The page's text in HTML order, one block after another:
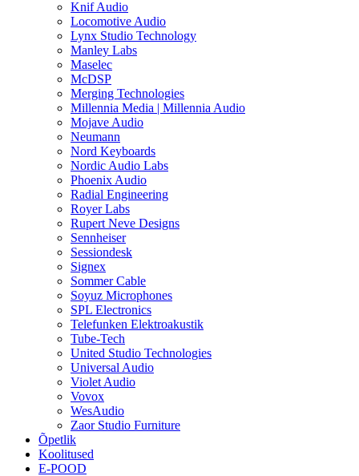
Knif Audio
Locomotive Audio
Lynx Studio Technology
Manley Labs
Maselec
McDSP
Merging Technologies
Millennia Media | Millennia Audio
Mojave Audio
Neumann
Nord Keyboards
Nordic Audio Labs
Phoenix Audio
Radial Engineering
Royer Labs
Rupert Neve Designs
Sennheiser
Sessiondesk
Signex
Sommer Cable
Soyuz Microphones
SPL Electronics
Telefunken Elektroakustik
Tube-Tech
United Studio Technologies
Universal Audio
Violet Audio
Vovox
WesAudio
Zaor Studio Furniture
Õpetlik
Koolitused
E-POOD